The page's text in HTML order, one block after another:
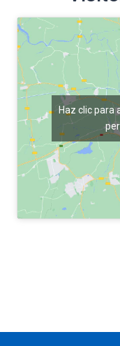
Haz clic para